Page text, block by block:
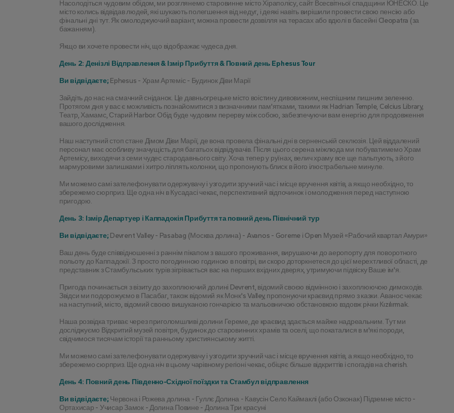
Насолодіться чудовим обідом, ми розглянемо старовинне місто Хіраполісу, сайт Всесвітньої спадщини ЮНЕСКО. Це
місто колись відвідав людей, які шукають полегшення від недуг, і деякі навіть вирішили провести свою пенсію або
фінальні дні тут. Як омолоджуючий варіант, можна провести дозвілля на терасах або вдюлі в басейні Cleopatra (за
бажанням).
Якщо ви хочете провести ніч, що відображає чудеса дня.
День 2: Денізлі Відправлення & Ізмір Прибуття & Повний день Ephesus Tour
Ви відвідаєте; Ephesus - Храм Артеміс - Будинок Діви Марії
Зайдіть до нас на смачний сніданок. Це давньогрецьке місто воістину дивовижним, неспішним пишним зеленню.
Протягом дня у вас є можливість познайомитися з визначними пам'ятками, такими як Hadrian Temple, Celcius Library,
Театр, Хамамс, Старий Harbor. Обід буде чудовим перерву між собою, забезпечуючи вам енергію для продовження
вашого дослідження.
Наш наступний стоп стане Дімом Діви Марії, де вона провела фінальні дні в серненській секлюзія. Цей віддалений
персонал має особливу значущість для багатьох відвідувачів. Після цього серена міжлюда ми побуватимемо Храм
Артемісу, виходячи з семи чудес стародавнього світу. Хоча тепер у руїнах, велич храму все ще пальпують, з його
мармуровими залишками і хитро ліплять колонки, що пропонують блиск в його ілюстрабельне минуле.
Ми можемо самі зателефонувати одержувачу і узгодити зручний час і місце вручення квітів, а якщо необхідно, то
збережемо сюрприз. Ще одна ніч в Кусадасі чекає, перспективний відпочинок і омолодження перед наступною
пригодою.
День 3: Ізмір Департуер і Каппадокія Прибуття та повний день Північний тур
Ви відвідаєте; Devrent Valley - Pasabag (Москва долина) - Avanos - Goreme і Open Музей «Рабочий квартал Амури»
Ваш день буде співвідношенні з раннім пікапом з вашого проживання, вирушаючи до аеропорту для поворотного
польоту до Каппадокії. З просто погодинною годиною в повітрі, ви скоро доторкнетеся до цієї мерехтливої області, де
представник з Стамбульських турів зігрівається вас на перших вхідних дверях, утримуючи підвіску Ваше ім'я.
Пригода починається з візиту до захоплюючий долині Devrent, відомий своєю відмінною і захоплюючою димоходів.
Звідси ми подорожуємо в Пасабаг, також відомий як Монк's Valley, пропонуючи краєвид прямо з казки. Аванос чекає
на наступний, місто, відомий своєю вишуканою гончарією та мальовничою обстановкою вздовж річки Кızılırmak.
Наша розвідка триває через приголомшливі долини Гереме, де краєвид здається майже надреальним. Тут ми
досліджуємо Відкритий музей повітря, будинок до старовинних храмів та оселі, що покаталися в м'які породи,
свідчимося тисячам історії та ранньому християнському житті.
Ми можемо самі зателефонувати одержувачу і узгодити зручний час і місце вручення квітів, а якщо необхідно, то
збережемо сюрприз. Ще одна ніч в цьому чарівному регіоні чекає, обіцяє більше відкриттів і спогадів на cherish.
День 4: Повний день Південно-Східної поїздки та Стамбул відправлення
Ви відвідаєте; Червона і Рожева долина - Гуллє Долина - Кавусін Село Каймаклі (або Озконак) Підземне місто -
Ортахисар - Учисар Замок - Долина Повине - Долина Три красуні